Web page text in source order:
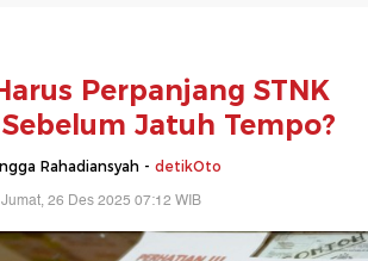
Perpanjang STNK
Jatuh Tempo?
Rahadiansyah - detikOto
Jumat, 26 Des 2025 07:12 WIB